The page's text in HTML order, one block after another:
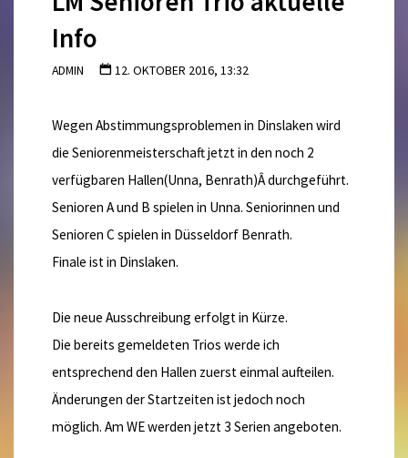
Info
ADMIN 12. OKTOBER 2016, 13:32
Wegen Abstimmungsproblemen in Dinslaken wird
die Seniorenmeisterschaft jetzt in den noch 2
verfügbaren Hallen(Unna, Benrath)Â durchgeführt.
Senioren A und B spielen in Unna. Seniorinnen und
Senioren C spielen in Düsseldorf Benrath.
Finale ist in Dinslaken.
Die neue Ausschreibung erfolgt in Kürze.
Die bereits gemeldeten Trios werde ich
entsprechend den Hallen zuerst einmal aufteilen.
Änderungen der Startzeiten ist jedoch noch
möglich. Am WE werden jetzt 3 Serien angeboten.